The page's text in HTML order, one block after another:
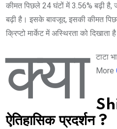
कीमत पिछले 24 घंटों में 3.56% बढ़ी है,
बढ़ी है। इसके बावजूद, इसकी कीमत
क्रिप्टो मार्केट में अस्थिरता को दिखाता
क्या
टाटा
More
ऐतिहासिक प्रदर्शन ?